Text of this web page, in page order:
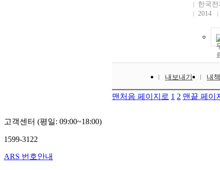
한국
2014
내보내기 내
맨처음 페이지로 1 2 맨끝 페이
고객센터 (평일: 09:00~18:00)
1599-3122
ARS 번호안내